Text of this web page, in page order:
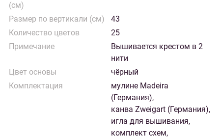
(см)
Размер по вертикали (см)
43
Количество цветов
25
Примечание
Вышивается крестом в 2
нити
Цвет основы
чёрный
Комплектация
мулине Madeira
(Германия),
канва Zweigart (Германия),
игла для вышивания,
комплект схем,